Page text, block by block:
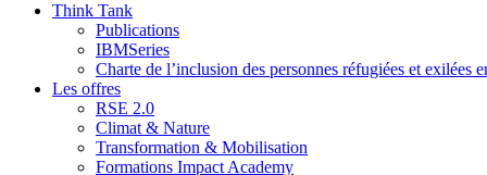
Think Tank
Publications
IBMSeries
Charte de l’inclusion des personnes réfugiées et exilées
Les offres
RSE 2.0
Climat & Nature
Transformation & Mobilisation
Formations Impact Academy